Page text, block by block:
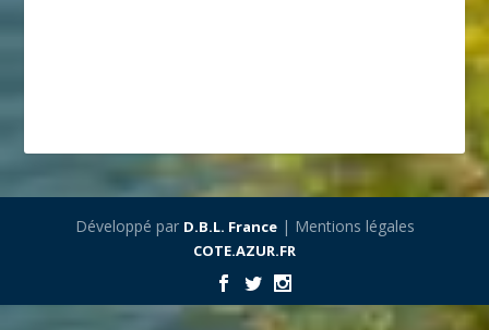
Développé par D.B.L. France| Mentions légales
COTE.AZUR.FR